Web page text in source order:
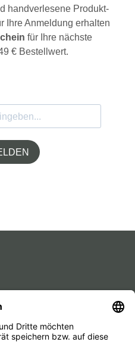
handverlesene Produkt-
Ihre Anmeldung erhalten
für Ihre nächste
€ Bestellwert.